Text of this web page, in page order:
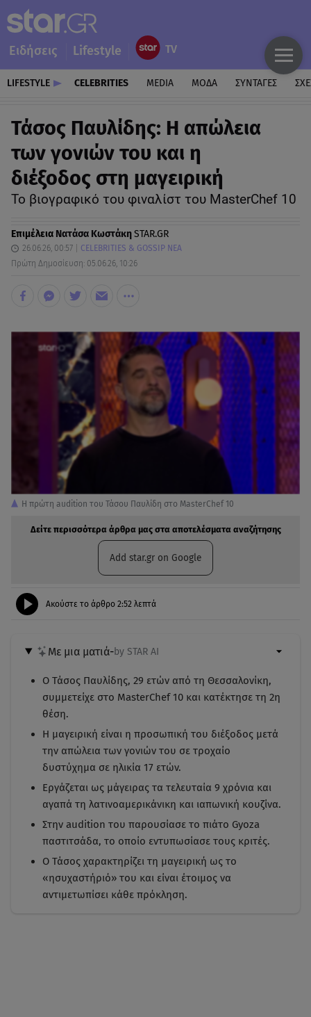
Ειδήσεις Lifestyle
LIFESTYLE CELEBRITIES MEDIA ΜΟΔΑ ΣΥΝΤΑΓΕΣ
Τάσος Παυλίδης: Η απώλεια
των γονιών του και η
διέξοδος στη μαγειρική
Το βιογραφικό του φιναλίστ του MasterChef 10
Επιμέλεια Νατάσα ΚωστάκηSTAR.GR
26.06.26, 00:57
CELEBRITIES & GOSSIP ΝΕΑ
Πρώτη Δημοσίευση: 05.06.26, 10:26
Η πρώτη audition του Τάσου Παυλίδη στο MasterChef 10
Δείτε περισσότερα άρθρα μας στα αποτελέσματα αναζήτησης
Add star.gr on Google
Ακούστε το άρθρο 2:52 λεπτά
Με μια ματιά-by STAR AI
Ο Τάσος Παυλίδης, 29 ετών από τη Θεσσαλονίκη,
συμμετείχε στο MasterChef 10 και κατέκτησε τη 2η
θέση.
Η μαγειρική είναι η προσωπική του διέξοδος μετά
την απώλεια των γονιών του σε τροχαίο
δυστύχημα σε ηλικία 17 ετών.
Εργάζεται ως μάγειρας τα τελευταία 9 χρόνια και
αγαπά τη λατινοαμερικάνικη και ιαπωνική κουζίνα.
Στην audition του παρουσίασε το πιάτο Gyoza
παστιτσάδα, το οποίο εντυπωσίασε τους κριτές.
Ο Τάσος χαρακτηρίζει τη μαγειρική ως το
«ησυχαστήριό» του και είναι έτοιμος να
αντιμετωπίσει κάθε πρόκληση.